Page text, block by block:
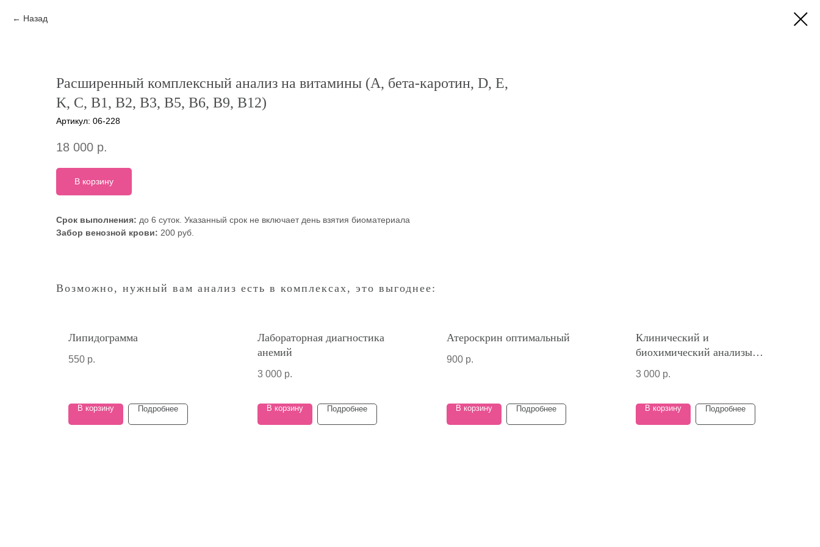
Назад
Расширенный комплексный анализ на витамины (A, бета-каротин, D, E,
K, C, B1, B2, B3, B5, B6, B9, B12)
Артикул: 06-228
18 000 р.
В корзину
Срок выполнения: до 6 суток. Указанный срок не включает день взятия биоматериала
Забор венозной крови: 200 руб.
Возможно, нужный вам анализ есть в комплексах, это выгоднее:
Липидограмма
550 р.
В корзину Подробнее
Лабораторная диагностика
анемий
3 000 р.
В корзину Подробнее
Атероскрин оптимальный
900 р.
В корзину Подробнее
Клинический и
биохимический анализы
крови - основные показатели
3 000 р.
В корзину Подробнее